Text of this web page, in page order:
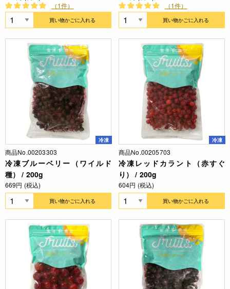
（1件）
買い物かごに入れる
（1件）
買い物かごに入れる
冷凍
商品No.00203303
冷凍ブルーベリー（ワイルド
種） / 200g
669円 (税込)
買い物かごに入れる
冷凍
商品No.00205703
冷凍レッドカラント（赤すぐ
り） / 200g
604円 (税込)
買い物かごに入れる